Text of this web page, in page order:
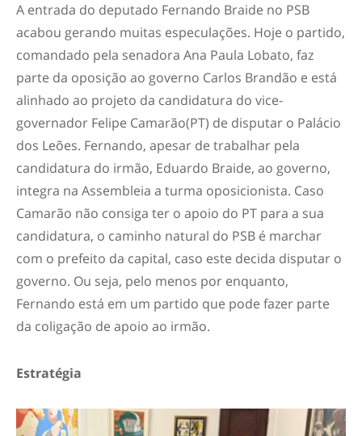
A entrada do deputado Fernando Braide no PSB
acabou gerando muitas especulações. Hoje o partido,
comandado pela senadora Ana Paula Lobato, faz
parte da oposição ao governo Carlos Brandão e está
alinhado ao projeto da candidatura do vice-
governador Felipe Camarão(PT) de disputar o Palácio
dos Leões. Fernando, apesar de trabalhar pela
candidatura do irmão, Eduardo Braide, ao governo,
integra na Assembleia a turma oposicionista. Caso
Camarão não consiga ter o apoio do PT para a sua
candidatura, o caminho natural do PSB é marchar
com o prefeito da capital, caso este decida disputar o
governo. Ou seja, pelo menos por enquanto,
Fernando está em um partido que pode fazer parte
da coligação de apoio ao irmão.
Estratégia